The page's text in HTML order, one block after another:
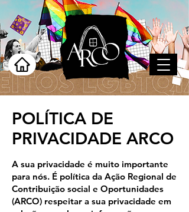
POLÍTICA DE
PRIVACIDADE ARCO
A sua privacidade é muito importante
para nós. É política da Ação Regional de
Contribuição social e Oportunidades
(ARCO) respeitar a sua privacidade em